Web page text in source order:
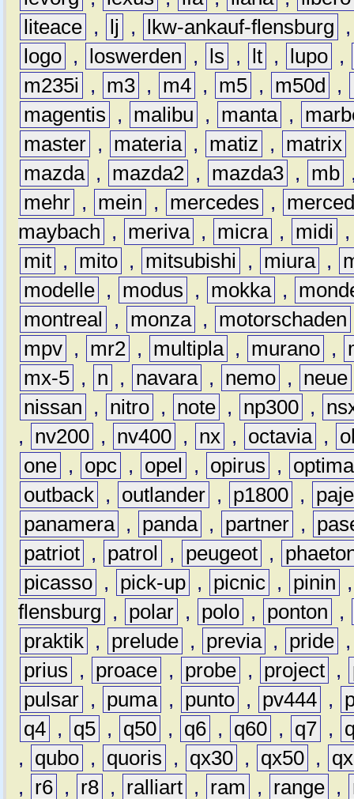
liteace , lj , lkw-ankauf-flensburg
logo , loswerden , ls , lt , lupo ,
m235i
, m3 , m4 , m5 , m50d ,
magentis
, malibu , manta ,
master , materia , matiz , matrix
mazda , mazda2 , mazda3 , mb
mehr , mein , mercedes ,
maybach
, meriva , micra , midi
mit , mito , mitsubishi , miura ,
modelle , modus , mokka ,
montreal
, monza , motorschaden
mpv , mr2 , multipla , murano ,
mx-5 , n , navara , nemo , neue
nissan
, nitro , note , np300 ,
,
nv200 , nv400 , nx , octavia ,
one , opc , opel , opirus ,
optima
outback , outlander , p1800 ,
panamera , panda , partner ,
patriot , patrol , peugeot ,
picasso , pick-up , picnic , pinin
flensburg
, polar , polo , ponton
,
praktik , prelude , previa , pride
prius
, proace , probe , project ,
pulsar , puma , punto , pv444 ,
q4 , q5 , q50 , q6 , q60 , q7 ,
,
qubo , quoris , qx30 , qx50 ,
,
r6 , r8 , ralliart , ram , range ,